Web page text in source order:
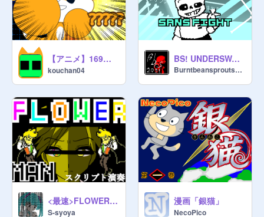
【アニメ】169話 5億年ボタン
kouchan04
BS! UNDERSWAP SANS FIGHT by Burntbeansprouts2031
Burntbeansprouts2031
<最速>FLOWER MAN スクリプト演奏
S-syoya
漫画「銀猫」
NecoPico